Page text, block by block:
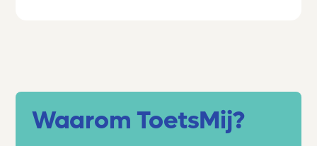
Waarom ToetsMij?